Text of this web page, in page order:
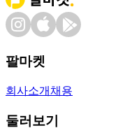
팔마켓
회사소개 채용
둘러보기